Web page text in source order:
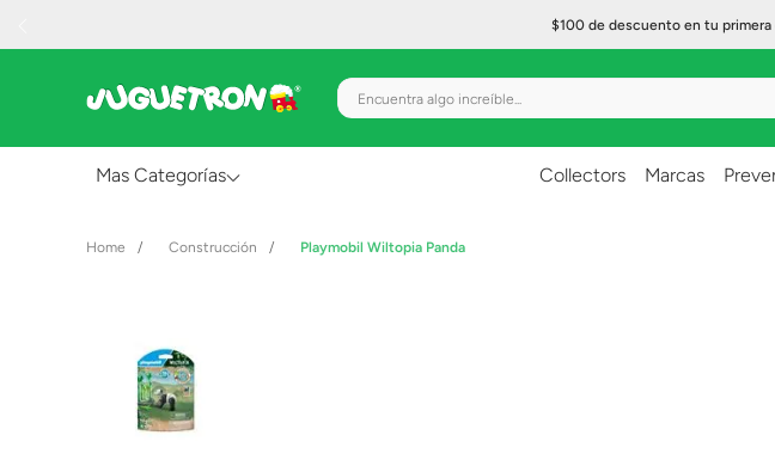
$100 de descuento en tu primera
Encuentra algo increíble...
Mas Categorías
Creatividad y Arte
Figuras de Acción
Collectors Marcas
Construcción Playmobil Wiltopia Panda